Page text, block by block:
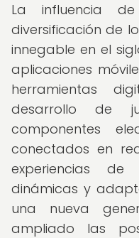
La influencia
diversificación de
innegable en el
aplicaciones
herramientas
desarrollo de
componentes
conectados en
experiencias de
dinámicas y
una nueva
ampliado las